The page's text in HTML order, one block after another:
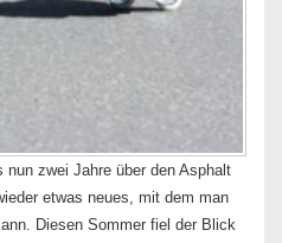
nun zwei Jahre über den Asphalt
etwas neues, mit dem man
Diesen Sommer fiel der Blick